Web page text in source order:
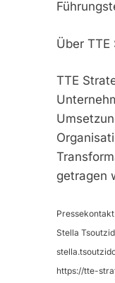
Über TTE
TTE
getragen
Stella
https://tte-